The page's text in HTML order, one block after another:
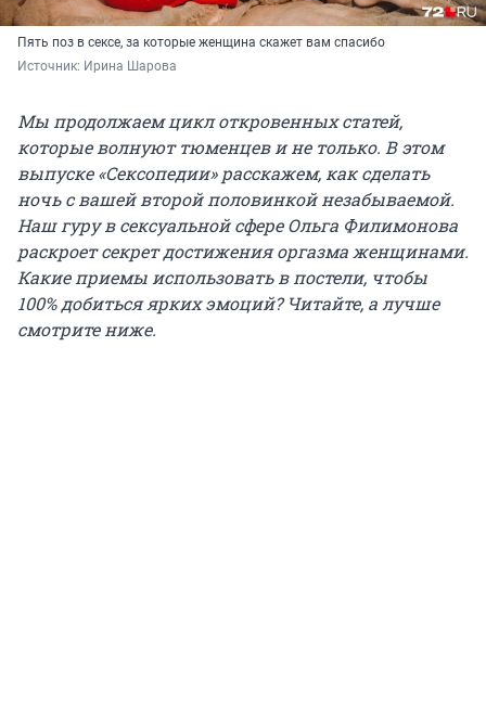
Пять поз в сексе, за которые женщина скажет вам спасибо
Источник: Ирина Шарова
Мы продолжаем цикл откровенных статей,
которые волнуют тюменцев и не только. В этом
выпуске «Сексопедии» расскажем, как сделать
ночь с вашей второй половинкой незабываемой.
Наш гуру в сексуальной сфере Ольга Филимонова
раскроет секрет достижения оргазма женщинами.
Какие приемы использовать в постели, чтобы
100% добиться ярких эмоций? Читайте, а лучше
смотрите ниже.